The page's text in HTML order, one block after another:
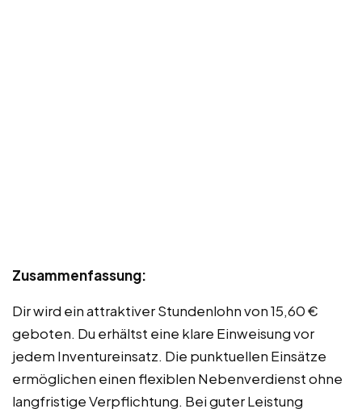
Zusammenfassung:
Dir wird ein attraktiver Stundenlohn von 15,60 €
geboten. Du erhältst eine klare Einweisung vor
jedem Inventureinsatz. Die punktuellen Einsätze
ermöglichen einen flexiblen Nebenverdienst ohne
langfristige Verpflichtung. Bei guter Leistung